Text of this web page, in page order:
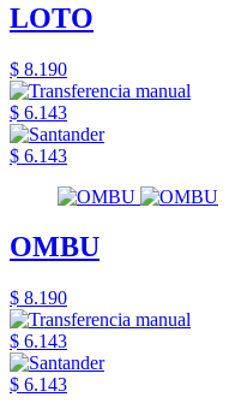
LOTO
$ 8.190
$ 6.143
$ 6.143
OMBU
$ 8.190
$ 6.143
$ 6.143